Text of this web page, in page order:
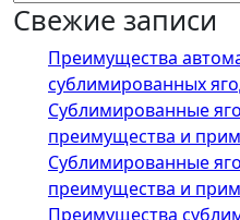
Свежие записи
Преимущества
сублимированных
Сублимированные
преимущества и
Сублимированные
преимущества и
Преимущества